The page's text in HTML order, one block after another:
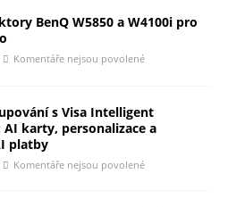
BenQ W5850 a W4100i pro
Komentáře nejsou povolené
s Visa Intelligent
AI karty, personalizace a
platby
Komentáře nejsou povolené